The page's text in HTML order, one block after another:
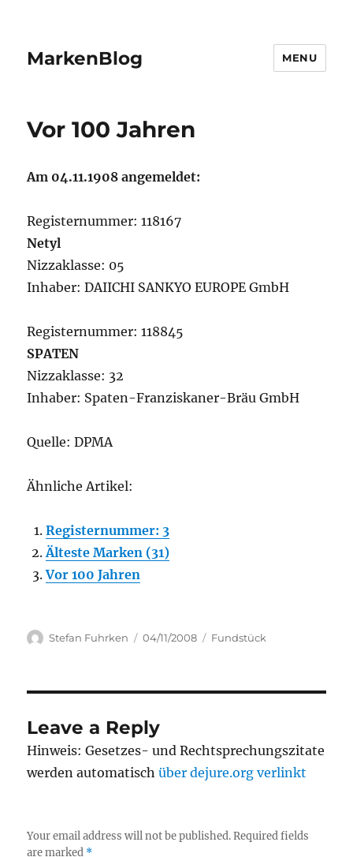
MarkenBlog MENU
Vor 100 Jahren
Am 04.11.1908 angemeldet:
Registernummer: 118167
Netyl
Nizzaklasse: 05
Inhaber: DAIICHI SANKYO EUROPE GmbH
Registernummer: 118845
SPATEN
Nizzaklasse: 32
Inhaber: Spaten-Franziskaner-Bräu GmbH
Quelle: DPMA
Ähnliche Artikel:
Registernummer: 3
Älteste Marken (31)
Vor 100 Jahren
Author
Stefan Fuhrken
Posted
04/11/2008 Categories
Fundstück
Leave a Reply
Hinweis: Gesetzes- und Rechtsprechungszitate
werden automatischüber dejure.org verlinkt
Your email address will not be published. Required fields
are marked *